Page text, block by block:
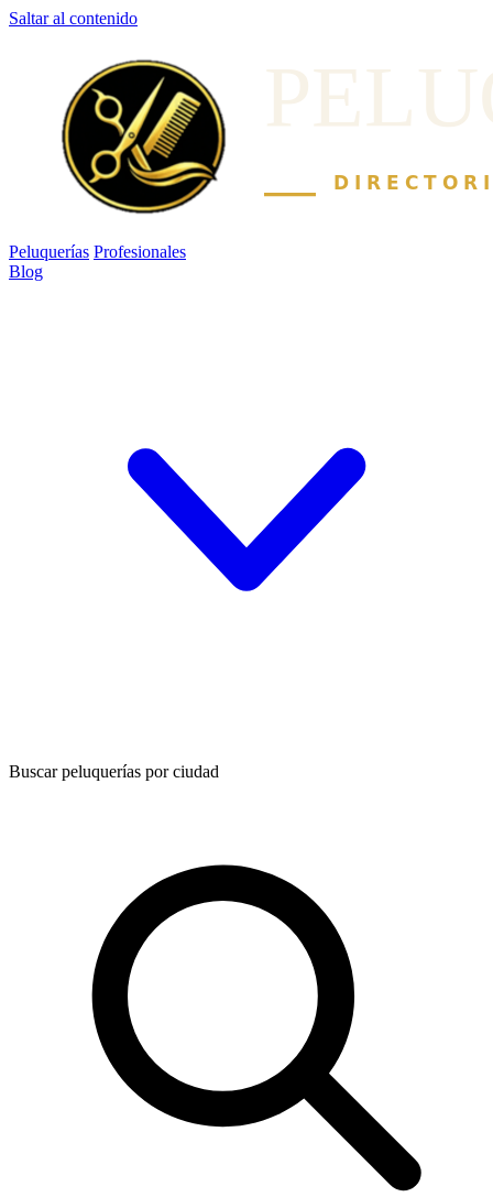
Saltar al contenido
Peluquerías Profesionales
Blog
Buscar peluquerías por ciudad